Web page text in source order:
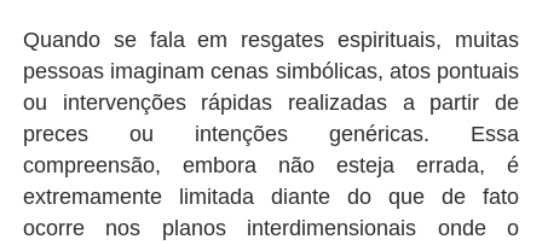
Quando se fala em resgates espirituais, muitas
pessoas imaginam cenas simbólicas, atos pontuais
ou intervenções rápidas realizadas a partir de
preces ou intenções genéricas. Essa
compreensão, embora não esteja errada, é
extremamente limitada diante do que de fato
ocorre nos planos interdimensionais onde o